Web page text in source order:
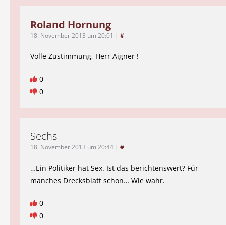
Roland Hornung
18. November 2013 um 20:01 | #
Volle Zustimmung, Herr Aigner !
0
0
Sechs
18. November 2013 um 20:44 | #
…Ein Politiker hat Sex. Ist das berichtenswert? Für
manches Drecksblatt schon… Wie wahr.
0
0